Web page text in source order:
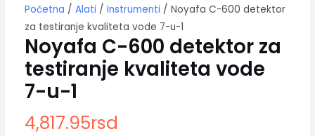
Početna / Alati / Instrumenti / Noyafa C-600 detektor
za testiranje kvaliteta vode 7-u-1
Noyafa C-600 detektor za
testiranje kvaliteta vode
7-u-1
4,817.95rsd
testiranje
kvaliteta
vode
7-
u-
količina